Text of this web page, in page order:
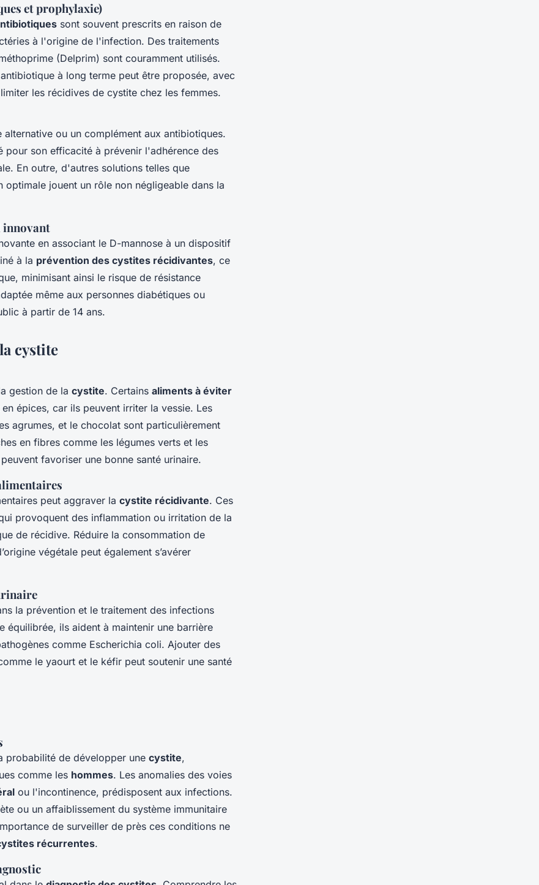
et prophylaxie)
sont souvent prescrits en raison de
à l'origine de l'infection. Des traitements
(Delprim) sont couramment utilisés.
à long terme peut être proposée, avec
les récidives de cystite chez les femmes.
alternative ou un complément aux antibiotiques.
pour son efficacité à prévenir l'adhérence des
En outre, d'autres solutions telles que
jouent un rôle non négligeable dans la
innovant
en associant le D-mannose à un dispositif
à la prévention des cystites récidivantes, ce
minimisant ainsi le risque de résistance
même aux personnes diabétiques ou
à partir de 14 ans.
cystite
gestion de la cystite. Certains aliments à éviter
épices, car ils peuvent irriter la vessie. Les
agrumes, et le chocolat sont particulièrement
en fibres comme les légumes verts et les
favoriser une bonne santé urinaire.
peut aggraver la cystite récidivante. Ces
provoquent des inflammation ou irritation de la
de récidive. Réduire la consommation de
végétale peut également s’avérer
la prévention et le traitement des infections
équilibrée, ils aident à maintenir une barrière
comme Escherichia coli. Ajouter des
le yaourt et le kéfir peut soutenir une santé
probabilité de développer une cystite,
comme les hommes. Les anomalies des voies
ou l'incontinence, prédisposent aux infections.
ou un affaiblissement du système immunitaire
de surveiller de près ces conditions ne
récurrentes.